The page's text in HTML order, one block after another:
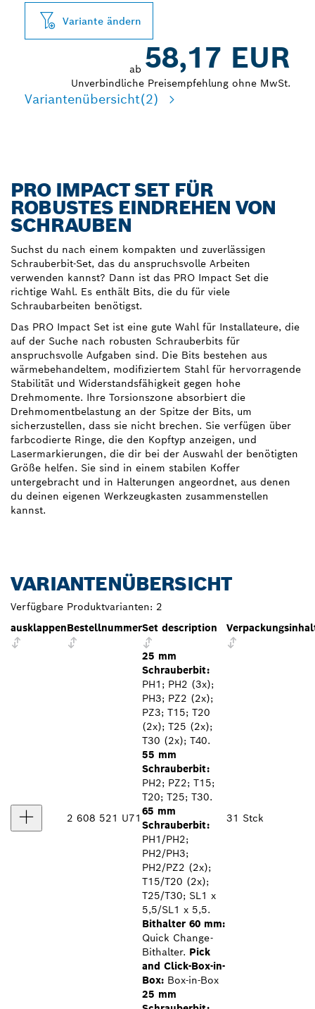
Variante ändern
ab 58,17 EUR
Unverbindliche Preisempfehlung ohne MwSt.
Variantenübersicht(2)
PRO IMPACT SET FÜR
ROBUSTES EINDREHEN VON
SCHRAUBEN
Suchst du nach einem kompakten und zuverlässigen
Schrauberbit-Set, das du anspruchsvolle Arbeiten
verwenden kannst? Dann ist das PRO Impact Set die
richtige Wahl. Es enthält Bits, die du für viele
Schraubarbeiten benötigst.
Das PRO Impact Set ist eine gute Wahl für Installateure, die
auf der Suche nach robusten Schrauberbits für
anspruchsvolle Aufgaben sind. Die Bits bestehen aus
wärmebehandeltem, modifiziertem Stahl für hervorragende
Stabilität und Widerstandsfähigkeit gegen hohe
Drehmomente. Ihre Torsionszone absorbiert die
Drehmomentbelastung an der Spitze der Bits, um
sicherzustellen, dass sie nicht brechen. Sie verfügen über
farbcodierte Ringe, die den Kopftyp anzeigen, und
Lasermarkierungen, die dir bei der Auswahl der benötigten
Größe helfen. Sie sind in einem stabilen Koffer
untergebracht und in Halterungen angeordnet, aus denen
du deinen eigenen Werkzeugkasten zusammenstellen
kannst.
VARIANTENÜBERSICHT
Verfügbare Produktvarianten: 2
ausklappenBestellnummerSet description
2 608 521 U71
25 mm
Schrauberbit:
PH1; PH2 (3x);
PH3; PZ2 (2x);
PZ3; T15; T20
(2x); T25 (2x);
T30 (2x); T40.
55 mm
Schrauberbit:
PH2; PZ2; T15;
T20; T25; T30.
65 mm
Schrauberbit:
PH1/PH2;
PH2/PH3;
PH2/PZ2 (2x);
T15/T20 (2x);
T25/T30; SL1 x
5,5/SL1 x 5,5.
Bithalter 60 mm:
Quick Change-
Bithalter. Pick
and Click-Box-in-
Box: Box-in-Box
31 Stck
25 mm